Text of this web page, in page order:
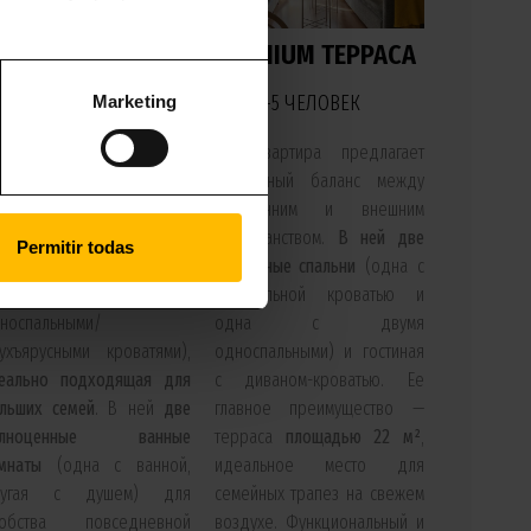
Marketing
Permitir todas
RAMBLA
2-4 ЧЕЛОВЕКА
квартира, в которой
двумя отдельными
(одна с
кроватями),
подходящая для
семей . В ней две
ванные
(одна с ванной,
с душем) для
повседневной
PREMIUM ТЕРРАСА
2-5 ЧЕЛОВЕК
Эта квартира предлагает
идеальный баланс между
внутренним и внешним
пространством.
В ней две
отдельные спальни (одна с
двуспальной кроватью и
одна с двумя
односпальными) и гостиная
с диваном-кроватью. Ее
главное преимущество —
терраса площадью 22 м²
идеальное место для
семейных трапез на свежем
воздухе. Функциональный и